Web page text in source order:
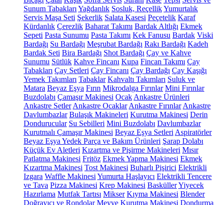
Sunum Tabakları Yağdanlık Sosluk, ReçellikYumurtalık
Servis Maşa Seti Şekerlik Salata Kasesi Peçetelik Karaf
Kürdanlık Çerezlik Baharat Takımı Bardak Altlığı Ekmek
Sepeti Pasta Sunumu Pasta Takımı Kek Fanusu Bardak Viski
Bardağı Su Bardağı Meşrubat Bardağı Rakı Bardağı Kadeh
Bardak Seti Bira Bardağı Shot Bardağı Çay ve Kahve
Sunumu Sütlük Kahve Fincanı Kupa Fincan Takımı Çay
Tabakları Çay Setleri Çay Fincanı Çay Bardağı Çay Kaşığı
Yemek Takımları Tabaklar Kahvaltı Takımları Suluk ve
Matara Beyaz Eşya Fırın Mikrodalga Fırınlar Mini Fırınlar
Buzdolabı Çamaşır Makinesi Ocak Ankastre Ürünleri
Ankastre Setler Ankastre Ocaklar Ankastre Fırınlar Ankastre
Davlumbazlar Bulaşık Makineleri Kurutma Makinesi Derin
Dondurucular Su Sebilleri Mini Buzdolabı Davlumbazlar
Kurutmalı Çamaşır Makinesi Beyaz Eşya Setleri Aspiratörler
Beyaz Eşya Yedek Parça ve Bakım Ürünleri Şarap Dolabı
Küçük Ev Aletleri Kızartma ve Pişirme Makineleri Mısır
Patlatma Makinesi Fritöz Ekmek Yapma Makinesi Ekmek
Kızartma Makinesi Tost Makinesi Buharlı Pişirici Elektrikli
Izgara Waffle Makinesi Yumurta Haşlayıcı Elektrikli Tencere
ve Tava Pizza Makinesi Krep Makinesi BasküllerYiyecek
Hazırlama Mutfak Tartısı Mikser Kıyma Makinesi Blender
Doğrayıcı ve Rondolar Meyve Kurutma Makinesi Dondurma